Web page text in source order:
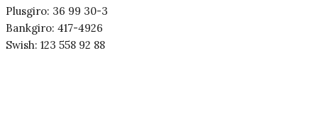
Plusgiro: 36 99 30-3
Bankgiro: 417-4926
Swish: 123 558 92 88